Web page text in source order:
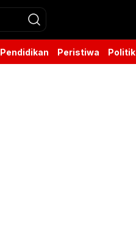
Pendidikan Peristiwa Politik